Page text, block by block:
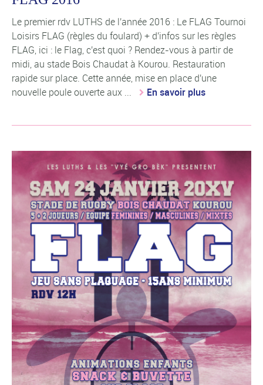
Le premier rdv LUTHS de l'année 2016 : Le FLAG Tournoi
Loisirs FLAG (règles du foulard) + d'infos sur les règles
FLAG, ici : le Flag, c'est quoi ? Rendez-vous à partir de
midi, au stade Bois Chaudat à Kourou. Restauration
rapide sur place. Cette année, mise en place d'une
nouvelle poule ouverte aux ...
En savoir plus